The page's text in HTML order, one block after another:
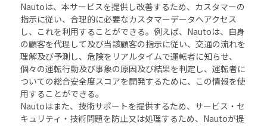
Nautoは、本サービスを提供し改善するため、カスタマーの
指示に従い、合理的に必要なカスタマーデータへアクセス
し、これを利用することができる。例えば、Nautoは、自身
の顧客を代理して及び当該顧客の指示に従い、交通の流れを
理解及び予測し、危険をリアルタイムで運転者に知らせ、
個々の運転行動及び事象の原因及び結果を判定し、運転者に
ついての総合安全度スコアを開発するために、この情報を使
用することができる。
Nautoはまた、技術サポートを提供するため、サービス・セ
キュリティ・技術問題を防止又は処理するため、Nautoが提